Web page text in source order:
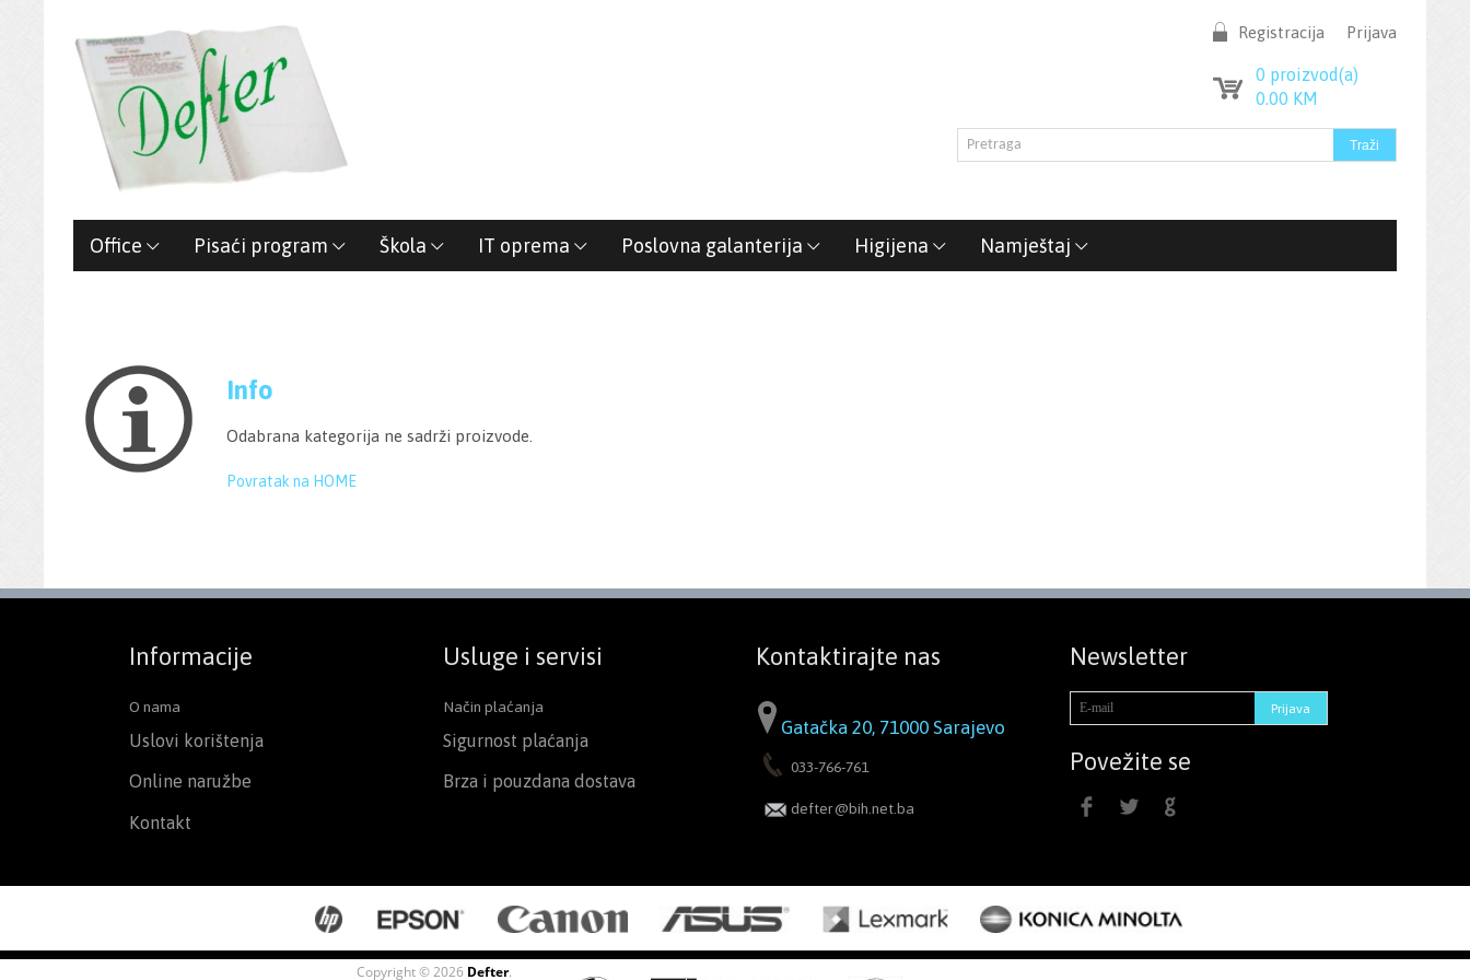
Prijava
Registracija
0 proizvod(a)
0.00 KM
Office Pisaći program Škola IT oprema Poslovna galanterija Higijena Namještaj
Info
Odabrana kategorija ne sadrži proizvode.
Povratak na HOME
Informacije
O nama
Uslovi korištenja
Online naružbe
Kontakt
Usluge i servisi
Način plaćanja
Sigurnost plaćanja
Brza i pouzdana dostava
Kontaktirajte nas
Gatačka 20, 71000 Sarajevo
033-766-761
defter@bih.net.ba
Newsletter
Povežite se
Copyright © 2026 Defter.